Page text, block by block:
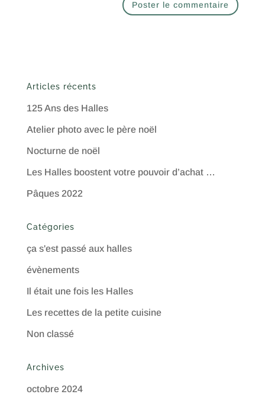
Articles récents
125 Ans des Halles
Atelier photo avec le père noël
Nocturne de noël
Les Halles boostent votre pouvoir d’achat …
Pâques 2022
Catégories
ça s'est passé aux halles
évènements
Il était une fois les Halles
Les recettes de la petite cuisine
Non classé
Archives
octobre 2024